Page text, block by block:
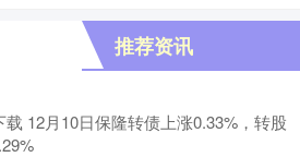
推荐资讯
载 12月10日保隆转债上涨0.33%，转股